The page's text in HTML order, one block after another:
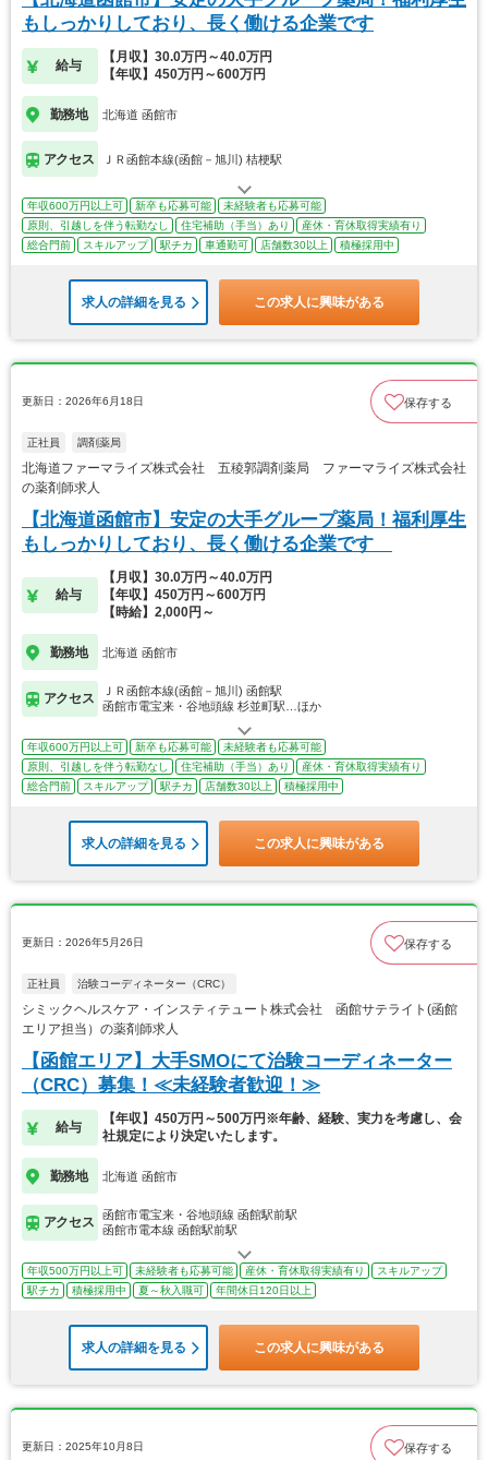
もしっかりしており、長く働ける企業です
給与
【月収】30.0万円～40.0万円
【年収】450万円～600万円
勤務地 北海道 函館市
アクセス ＪＲ函館本線(函館－旭川) 桔梗駅
年収600万円以上可 新卒も応募可能
未経験者も応募可能
原則、引越しを伴う転勤なし
住宅補助（手当）あり
産休・育休取得実績有り
総合門前
スキルアップ 駅チカ 車通勤可 店舗数30以上 積極採用中
求人の詳細を見る この求人に興味がある
更新日：2026年6月18日 保存する
正社員 調剤薬局
北海道ファーマライズ株式会社 五稜郭調剤薬局 ファーマライズ株式会社
の薬剤師求人
【北海道函館市】安定の大手グループ薬局！福利厚生
もしっかりしており、長く働ける企業です
給与
【月収】30.0万円～40.0万円
【年収】450万円～600万円
【時給】2,000円～
勤務地 北海道 函館市
アクセス
ＪＲ函館本線(函館－旭川) 函館駅
函館市電宝来・谷地頭線 杉並町駅…ほか
年収600万円以上可 新卒も応募可能
未経験者も応募可能
原則、引越しを伴う転勤なし
住宅補助（手当）あり
産休・育休取得実績有り
総合門前
スキルアップ 駅チカ 店舗数30以上 積極採用中
求人の詳細を見る この求人に興味がある
更新日：2026年5月26日 保存する
正社員 治験コーディネーター（CRC）
シミックヘルスケア・インスティテュート株式会社 函館サテライト(函館
エリア担当）の薬剤師求人
【函館エリア】大手SMOにて治験コーディネーター
（CRC）募集！≪未経験者歓迎！≫
給与
【年収】450万円～500万円※年齢、経験、実力を考慮し、会
社規定により決定いたします。
勤務地 北海道 函館市
アクセス
函館市電宝来・谷地頭線 函館駅前駅
函館市電本線 函館駅前駅
年収500万円以上可 未経験者も応募可能 産休・育休取得実績有り
スキルアップ
駅チカ
積極採用中 夏～秋入職可 年間休日120日以上
求人の詳細を見る この求人に興味がある
更新日：2025年10月8日 保存する